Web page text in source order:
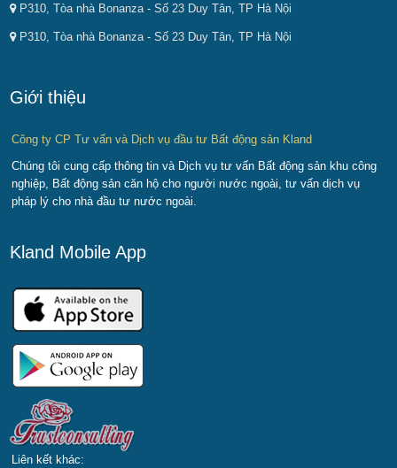
P310, Tòa nhà Bonanza - Số 23 Duy Tân, TP Hà Nội
P310, Tòa nhà Bonanza - Số 23 Duy Tân, TP Hà Nội
Giới thiệu
Công ty CP Tư vấn và Dịch vụ đầu tư Bất động sản Kland
Chúng tôi cung cấp thông tin và Dịch vụ tư vấn Bất động sản khu công
nghiệp, Bất động sản căn hộ cho người nước ngoài, tư vấn dịch vụ
pháp lý cho nhà đầu tư nước ngoài.
Kland Mobile App
Liên kết khác: